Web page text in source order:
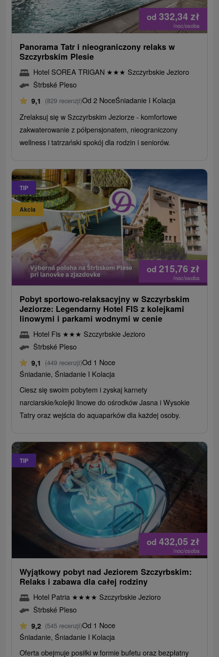
od 332,34 zł
/noc/osoba
Panorama Tatr i nieograniczony relaks w
Szczyrbskim Plesie
Hotel SOREA TRIGAN ★★★ Szczyrbskie Jezioro
Štrbské Pleso
9,1 (829 recenzji)Od 2 NoceŚniadanie I Kolacja
Zrelaksuj się w Szczyrbskim Jeziorze - komfortowe
zakwaterowanie z półpensjonatem, nieograniczony
wellness i tatrzański spokój dla rodzin i seniorów.
TIP
Akcia
od 215,76 zł
/noc/osoba
Pobyt sportowo-relaksacyjny w Szczyrbskim
Jeziorze: Legendarny Hotel FIS z kolejkami
linowymi i parkami wodnymi w cenie
Hotel Fis ★★★ Szczyrbskie Jezioro
Štrbské Pleso
9,1 (449 recenzji)Od 1 Noce
Śniadanie, Śniadanie I Kolacja
Ciesz się swoim pobytem i zyskaj karnety
narciarskie/kolejki linowe do ośrodków Jasna i Wysokie
Tatry oraz wejścia do aquaparków dla każdej osoby.
TIP
od 432,05 zł
/noc/osoba
Wyjątkowy pobyt nad Jeziorem Szczyrbskim:
Relaks i zabawa dla całej rodziny
Hotel Patria ★★★★ Szczyrbskie Jezioro
Štrbské Pleso
9,2 (545 recenzji)Od 1 Noce
Śniadanie, Śniadanie I Kolacja
Oferta obejmuje posiłki w formie bufetu oraz bezpłatny